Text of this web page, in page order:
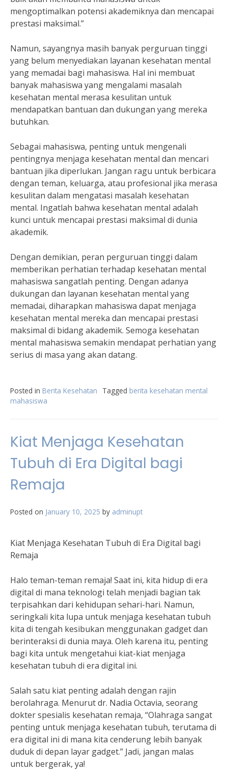
mengoptimalkan potensi akademiknya dan mencapai
prestasi maksimal.”
Namun, sayangnya masih banyak perguruan tinggi
yang belum menyediakan layanan kesehatan mental
yang memadai bagi mahasiswa. Hal ini membuat
banyak mahasiswa yang mengalami masalah
kesehatan mental merasa kesulitan untuk
mendapatkan bantuan dan dukungan yang mereka
butuhkan.
Sebagai mahasiswa, penting untuk mengenali
pentingnya menjaga kesehatan mental dan mencari
bantuan jika diperlukan. Jangan ragu untuk berbicara
dengan teman, keluarga, atau profesional jika merasa
kesulitan dalam mengatasi masalah kesehatan
mental. Ingatlah bahwa kesehatan mental adalah
kunci untuk mencapai prestasi maksimal di dunia
akademik.
Dengan demikian, peran perguruan tinggi dalam
memberikan perhatian terhadap kesehatan mental
mahasiswa sangatlah penting. Dengan adanya
dukungan dan layanan kesehatan mental yang
memadai, diharapkan mahasiswa dapat menjaga
kesehatan mental mereka dan mencapai prestasi
maksimal di bidang akademik. Semoga kesehatan
mental mahasiswa semakin mendapat perhatian yang
serius di masa yang akan datang.
Posted in Berita Kesehatan Tagged berita kesehatan mental
mahasiswa
Kiat Menjaga Kesehatan
Tubuh di Era Digital bagi
Remaja
Posted on January 10, 2025 by adminupt
Kiat Menjaga Kesehatan Tubuh di Era Digital bagi
Remaja
Halo teman-teman remaja! Saat ini, kita hidup di era
digital di mana teknologi telah menjadi bagian tak
terpisahkan dari kehidupan sehari-hari. Namun,
seringkali kita lupa untuk menjaga kesehatan tubuh
kita di tengah kesibukan menggunakan gadget dan
berinteraksi di dunia maya. Oleh karena itu, penting
bagi kita untuk mengetahui kiat-kiat menjaga
kesehatan tubuh di era digital ini.
Salah satu kiat penting adalah dengan rajin
berolahraga. Menurut dr. Nadia Octavia, seorang
dokter spesialis kesehatan remaja, “Olahraga sangat
penting untuk menjaga kesehatan tubuh, terutama di
era digital ini di mana kita cenderung lebih banyak
duduk di depan layar gadget.” Jadi, jangan malas
untuk bergerak, ya!